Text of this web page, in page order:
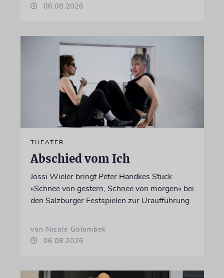
06.08.2026
THEATER
Abschied vom Ich
Jossi Wieler bringt Peter Handkes Stück
»Schnee von gestern, Schnee von morgen« bei
den Salzburger Festspielen zur Uraufführung
von Nicole Golombek
06.08.2026